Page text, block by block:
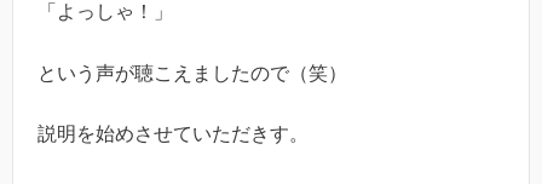
「よっしゃ！」
という声が聴こえましたので（笑）
説明を始めさせていただきす。